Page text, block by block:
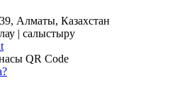
Алматы, Казахстан
| салыстыру